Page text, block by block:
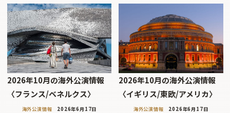
2026年10月の海外公演情報
〈フランス/ベネルクス〉
海外公演情報 2026年6月17日
2026年10月の海外公演情報
〈イギリス/東欧/アメリカ〉
海外公演情報 2026年6月17日